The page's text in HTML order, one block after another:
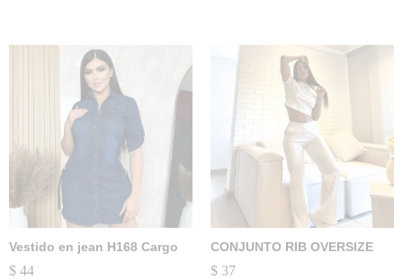
Vestido en jean H168 Cargo
$ 44
CONJUNTO RIB OVERSIZE
$ 37